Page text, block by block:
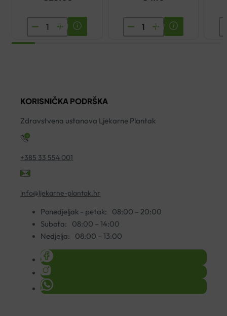
SKINTEGRA
LUMION
ENCIAN
ALOE
količina
KORISNIČKA PODRŠKA
Zdravstvena ustanova Ljekarne Plantak
+385 33 554 001
info@ljekarne-plantak.hr
Ponedjeljak - petak:
08:00 – 20:00
Subota:
08:00 – 14:00
Nedjelja:
08:00 – 13:00